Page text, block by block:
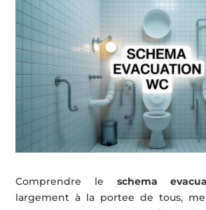
Comprendre le schema
largement à la portee de tous,